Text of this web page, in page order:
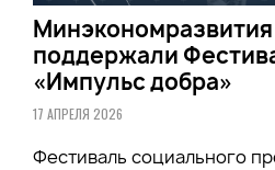
поддержали
«Импульс добра»
17 АПРЕЛЯ 2026
Фестиваль социального